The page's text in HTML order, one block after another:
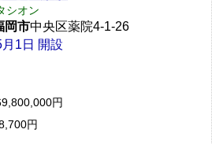
シオン
岡市中央区薬院4-1-26
1日 開設
円
円